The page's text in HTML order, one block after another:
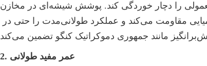
معمولی را دچار خوردگی کند. پوشش شیشه‌ای در مخازن GFS یک مانع خنثی ایجاد می‌کند که در
2. عمر مفید طولانی